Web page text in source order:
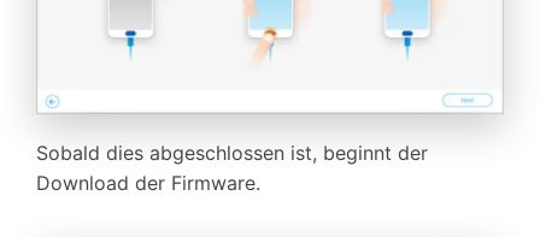
Sobald dies abgeschlossen ist, beginnt der
Download der Firmware.